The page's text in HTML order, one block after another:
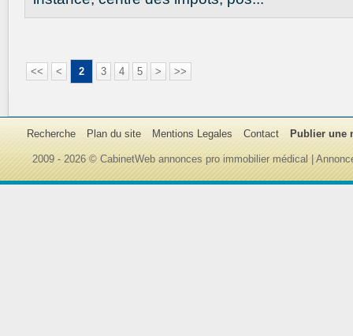
<< < 2 3 4 5 > >>
Recherche Plan du site Mentions Legales Contact Publier une
2009 - 2026 © CabinetWeb annonces pro immobilier médical |